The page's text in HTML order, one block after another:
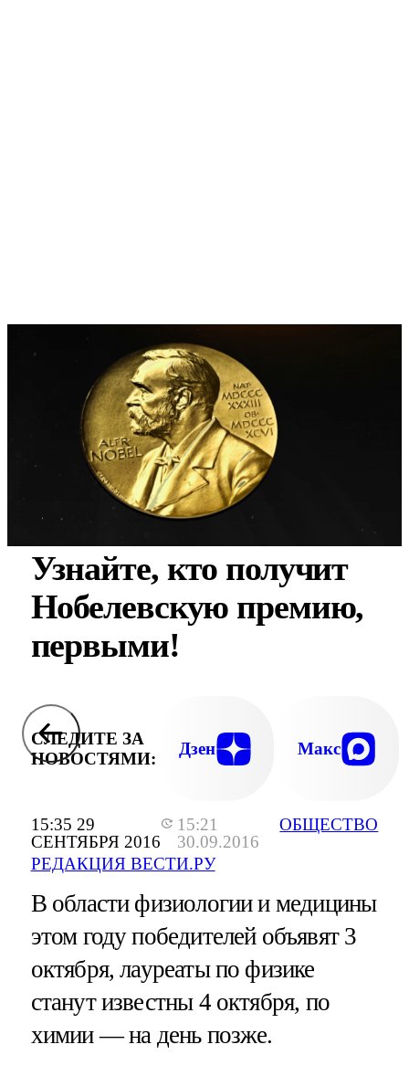
15:35 29
СЕНТЯБРЯ 2016
15:21
30.09.2016
РЕДАКЦИЯ ВЕСТИ.РУ
ОБЩЕСТВО
Узнайте, кто получит
Нобелевскую премию,
первыми!
СЛЕДИТЕ ЗА
НОВОСТЯМИ:
Дзен Макс
В области физиологии и медицины
этом году победителей объявят 3
октября, лауреаты по физике
станут известны 4 октября, по
химии — на день позже.